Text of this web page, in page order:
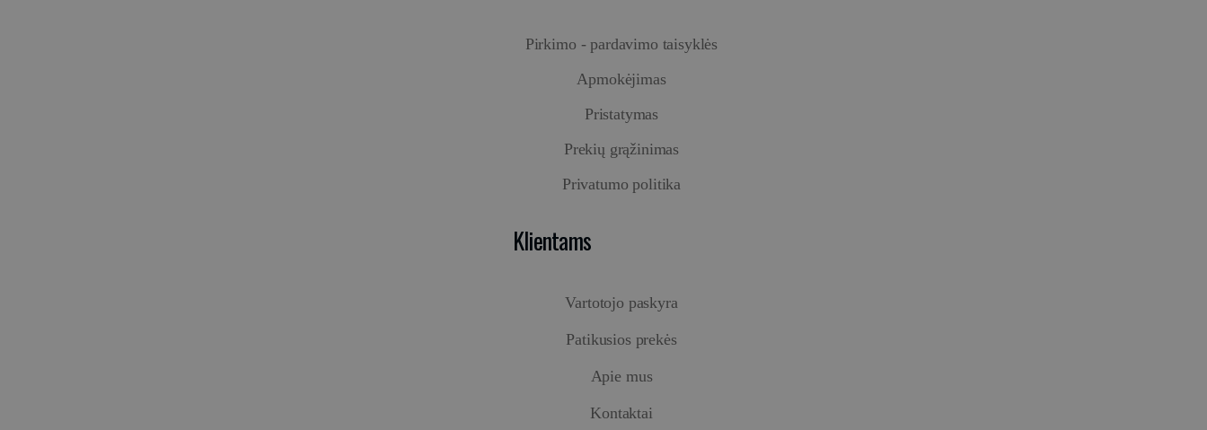
Pirkimo - pardavimo taisyklės
Apmokėjimas
Pristatymas
Prekių grąžinimas
Privatumo politika
Klientams
Vartotojo paskyra
Patikusios prekės
Apie mus
Kontaktai